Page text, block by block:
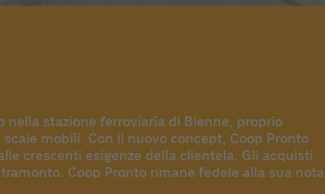
nella stazione ferroviaria di Bienne, proprio
mobili. Con il nuovo concept, Coop Pronto
crescenti esigenze della clientela. Gli acquisti
Coop Pronto rimane fedele alla sua nota